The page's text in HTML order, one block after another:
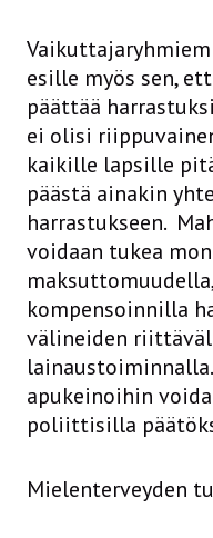
esille myös sen,
päättää
ei olisi
kaikille lapsille
päästä ainakin
harrastukseen.
voidaan tukea
kompensoinnilla
välineiden
apukeinoihin
poliittisilla
Mielenterveyden